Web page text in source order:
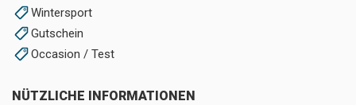
Wintersport
Gutschein
Occasion / Test
NÜTZLICHE INFORMATIONEN